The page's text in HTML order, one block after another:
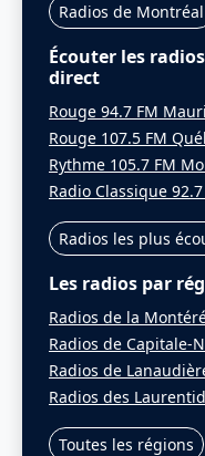
Radios de Montréal
Écouter les
direct
Rouge 94.7 FM
Rouge 107.5 FM
Rythme 105.7 FM
Radio Classique
Radios les plus
Les radios par
Radios de la
Radios de Capitale-
Radios de
Radios des
Toutes les régions